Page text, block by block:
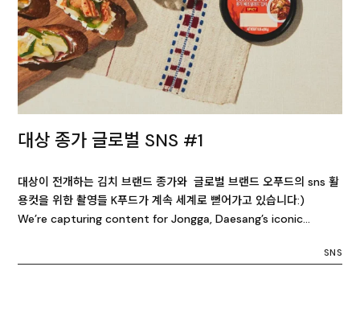
대상 종가 글로벌 SNS #1
대상이 전개하는 김치 브랜드 종가와 글로벌 브랜드 오푸드의 sns 활
용컷을 위한 촬영들 K푸드가 계속 세계로 뻗어가고 있습니다:)
We’re capturing content for Jongga, Daesang’s iconic…
SNS